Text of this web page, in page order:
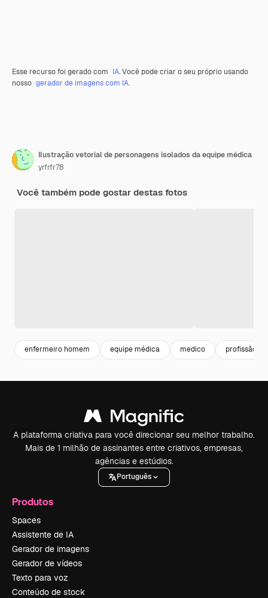
Esse recurso foi gerado com IA. Você pode criar o seu próprio usando
nosso gerador de imagens com IA.
Ilustração vetorial de personagens isolados da equipe médica
yrfrfr78
Você também pode gostar destas fotos
enfermeiro homem equipe médica medico profissão
A plataforma criativa para você direcionar seu melhor trabalho.
Mais de 1 milhão de assinantes entre criativos, empresas,
agências e estúdios.
Português
Produtos
Spaces
Assistente de IA
Gerador de imagens
Gerador de vídeos
Texto para voz
Conteúdo de stock